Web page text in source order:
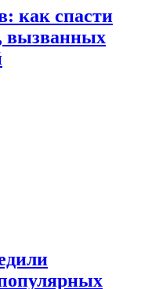
как спасти
вызванных